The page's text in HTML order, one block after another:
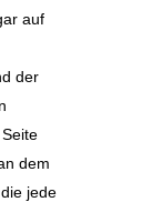
auf
der
dem
jede